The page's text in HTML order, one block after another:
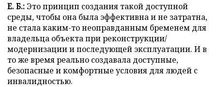
Е. Б.: Это принцип создания такой доступной
среды, чтобы она была эффективна и не затратна,
не стала каким-то неоправданным бременем для
владельца объекта при реконструкции/
модернизации и последующей эксплуатации. И в
то же время реально создавала доступные,
безопасные и комфортные условия для людей с
инвалидностью.